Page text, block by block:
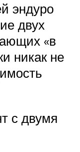
эндуро
двух
«в
никак не
с двумя